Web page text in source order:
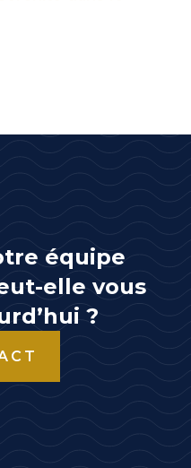
équipe
elle vous
?